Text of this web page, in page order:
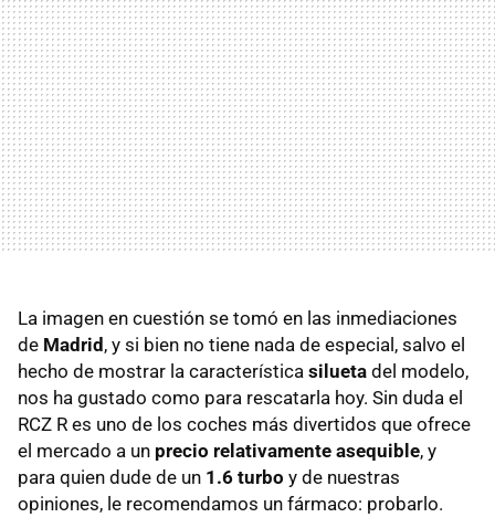
La imagen en cuestión se tomó en las inmediaciones
de Madrid, y si bien no tiene nada de especial, salvo el
hecho de mostrar la característica silueta del modelo,
nos ha gustado como para rescatarla hoy. Sin duda el
RCZ R es uno de los coches más divertidos que ofrece
el mercado a un precio relativamente asequible, y
para quien dude de un 1.6 turbo y de nuestras
opiniones, le recomendamos un fármaco: probarlo.